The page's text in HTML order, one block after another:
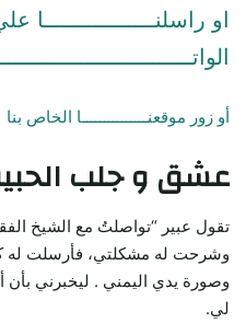
او راسلنـــــــــــــــــا
أو زور موقعنـــــــــــــــا الخاص بنا
عشق و جلب
تقول عبير “تواصلتُ مع الشيخ
وشرحت له مشكلتي، فأرسلت
وصورة يدي اليمني . ليخبرني بأن
لي.